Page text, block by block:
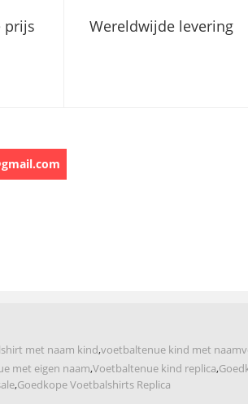
prijs Wereldwijde levering
met naam kind,voetbaltenue kind met naam
met eigen naam,Voetbaltenue kind replica,
,Goedkope Voetbalshirts Replica